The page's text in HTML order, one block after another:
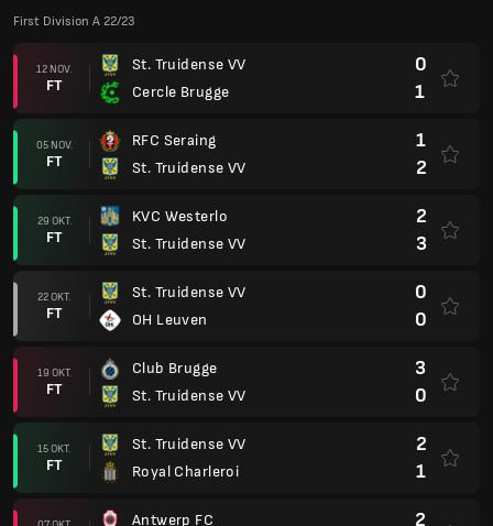
First Division A 22/23
12 NOV.
FT
St. Truidense VV
Cercle Brugge
0
1
05 NOV.
FT
RFC Seraing
St. Truidense VV
1
2
29 OKT.
FT
KVC Westerlo
St. Truidense VV
2
3
22 OKT.
FT
St. Truidense VV
OH Leuven
0
0
19 OKT.
FT
Club Brugge
St. Truidense VV
3
0
15 OKT.
FT
St. Truidense VV
Royal Charleroi
2
1
Antwerp FC
2